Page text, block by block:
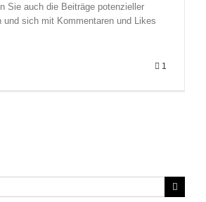
Sie auch die Beiträge potenzieller
und sich mit Kommentaren und Likes
1